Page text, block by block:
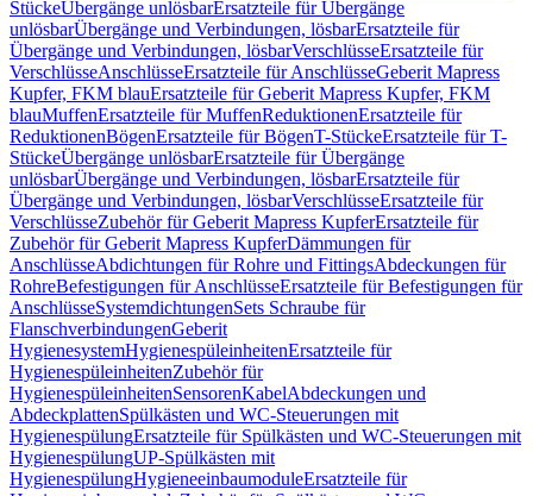
StückeÜbergänge unlösbarErsatzteile für Übergänge
unlösbarÜbergänge und Verbindungen, lösbarErsatzteile für
Übergänge und Verbindungen, lösbarVerschlüsseErsatzteile für
VerschlüsseAnschlüsseErsatzteile für AnschlüsseGeberit Mapress
Kupfer, FKM blauErsatzteile für Geberit Mapress Kupfer, FKM
blauMuffenErsatzteile für MuffenReduktionenErsatzteile für
ReduktionenBögenErsatzteile für BögenT-StückeErsatzteile für T-
StückeÜbergänge unlösbarErsatzteile für Übergänge
unlösbarÜbergänge und Verbindungen, lösbarErsatzteile für
Übergänge und Verbindungen, lösbarVerschlüsseErsatzteile für
VerschlüsseZubehör für Geberit Mapress KupferErsatzteile für
Zubehör für Geberit Mapress KupferDämmungen für
AnschlüsseAbdichtungen für Rohre und FittingsAbdeckungen für
RohreBefestigungen für AnschlüsseErsatzteile für Befestigungen für
AnschlüsseSystemdichtungenSets Schraube für
FlanschverbindungenGeberit
HygienesystemHygienespüleinheitenErsatzteile für
HygienespüleinheitenZubehör für
HygienespüleinheitenSensorenKabelAbdeckungen und
AbdeckplattenSpülkästen und WC-Steuerungen mit
HygienespülungErsatzteile für Spülkästen und WC-Steuerungen mit
HygienespülungUP-Spülkästen mit
HygienespülungHygieneeinbaumoduleErsatzteile für